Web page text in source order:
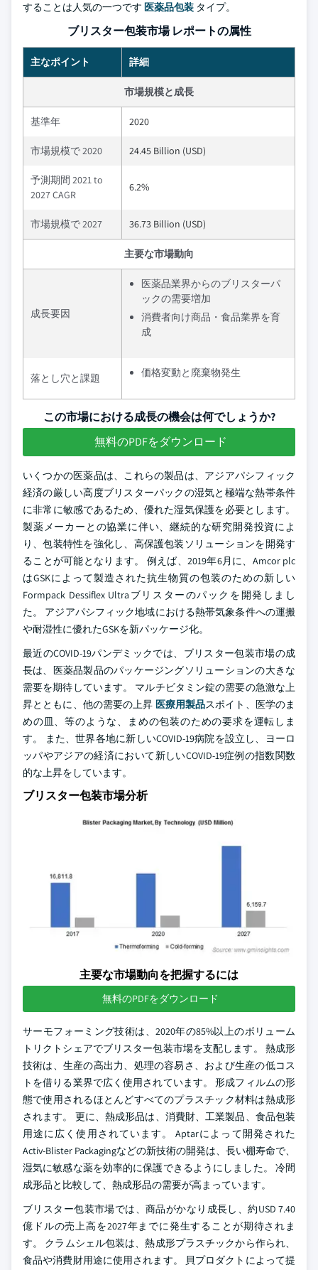
することは人気の一つです 医薬品包装 タイプ。
ブリスター包装市場 レポートの属性
主なポイント 詳細
市場規模と成長
基準年 2020
市場規模で 2020 24.45 Billion (USD)
予測期間 2021 to
2027 CAGR
6.2%
市場規模で 2027 36.73 Billion (USD)
主要な市場動向
成長要因
医薬品業界からのブリスターパ
ックの需要増加
消費者向け商品・食品業界を育
成
落とし穴と課題 価格変動と廃棄物発生
この市場における成長の機会は何でしょうか?
無料のPDFをダウンロード
いくつかの医薬品は、これらの製品は、アジアパシフィック
経済の厳しい高度ブリスターパックの湿気と極端な熱帯条件
に非常に敏感であるため、優れた湿気保護を必要とします。
製薬メーカーとの協業に伴い、継続的な研究開発投資によ
り、包装特性を強化し、高保護包装ソリューションを開発す
ることが可能となります。 例えば、2019年6月に、Amcor plc
はGSKによって製造された抗生物質の包装のための新しい
Formpack Dessiflex Ultraブリスターのパックを開発しまし
た。 アジアパシフィック地域における熱帯気象条件への運搬
や耐湿性に優れたGSKを新パッケージ化。
最近のCOVID-19パンデミックでは、ブリスター包装市場の成
長は、医薬品製品のパッケージングソリューションの大きな
需要を期待しています。 マルチビタミン錠の需要の急激な上
昇とともに、他の需要の上昇 医療用製品スポイト、医学のま
めの皿、等のような、まめの包装のための要求を運転しま
す。 また、世界各地に新しいCOVID-19病院を設立し、ヨーロ
ッパやアジアの経済において新しいCOVID-19症例の指数関数
的な上昇をしています。
ブリスター包装市場分析
主要な市場動向を把握するには
無料のPDFをダウンロード
サーモフォーミング技術は、2020年の85%以上のボリューム
トリクトシェアでブリスター包装市場を支配します。 熱成形
技術は、生産の高出力、処理の容易さ、および生産の低コス
トを借りる業界で広く使用されています。 形成フィルムの形
態で使用されるほとんどすべてのプラスチック材料は熱成形
されます。 更に、熱成形品は、消費財、工業製品、食品包装
用途に広く使用されています。 Aptarによって開発された
Activ-Blister Packagingなどの新技術の開発は、長い棚寿命で、
湿気に敏感な薬を効率的に保護できるようにしました。 冷間
成形品と比較して、熱成形品の需要が高まっています。
ブリスター包装市場では、商品がかなり成長し、約USD 7.40
億ドルの売上高を2027年までに発生することが期待されま
す。 クラムシェル包装は、熱成形プラスチックから作られ、
食品や消費財用途に使用されます。 貝プロダクトによって提